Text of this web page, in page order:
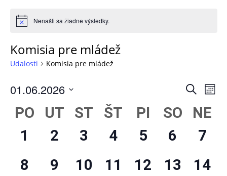
Nenašli sa žiadne výsledky.
Komisia pre mládež
Udalosti Komisia pre mládež
Udalosti
and
Views
Vyhľadať
01.06.2026
dátum.
Kalendár
Udalosti
PO UT ST ŠT PI SO
NE
0
1
0
2
0
3
0
4
0
5
0
6
0
7
0
8
0
9
0
10
0
11
0
12
0
13
0
14